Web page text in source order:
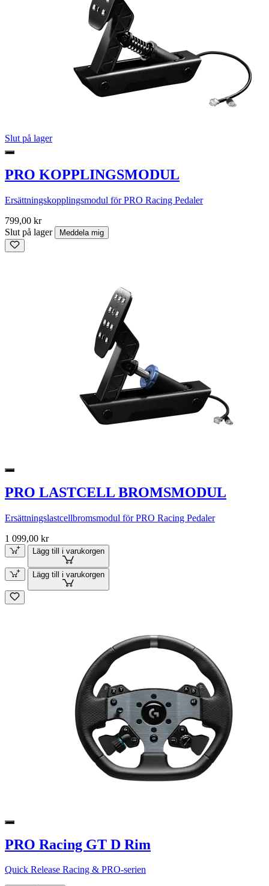
Slut på lager
PRO KOPPLINGSMODUL
Ersättningskopplingsmodul för PRO Racing Pedaler
799,00 kr
Slut på lager
Meddela mig
PRO LASTCELL BROMSMODUL
Ersättningslastcellbromsmodul för PRO Racing Pedaler
1 099,00 kr
Lägg till i varukorgen
Lägg till i varukorgen
PRO Racing GT D Rim
Quick Release Racing & PRO-serien